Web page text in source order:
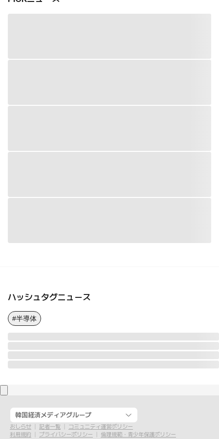
ハッシュタグニュース
#半導体
韓国経済メディアグループ
おしらせ 記者一覧
コミュニティ運営ポリシー
利用規約
プライバシーポリシー 倫理規範・青少年保護ポリシー